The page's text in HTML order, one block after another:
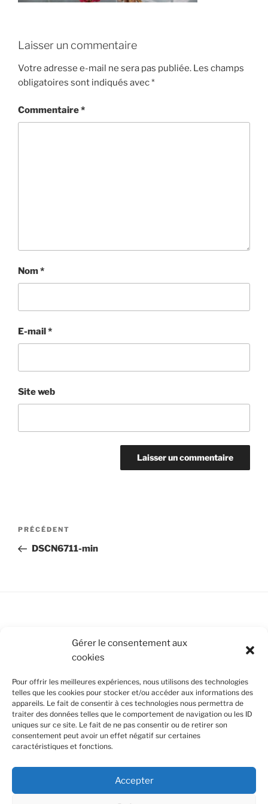
Gérer le consentement aux
cookies
Pour offrir les meilleures expériences, nous utilisons des technologies
telles que les cookies pour stocker et/ou accéder aux informations des
appareils. Le fait de consentir à ces technologies nous permettra de
traiter des données telles que le comportement de navigation ou les ID
uniques sur ce site. Le fait de ne pas consentir ou de retirer son
consentement peut avoir un effet négatif sur certaines
caractéristiques et fonctions.
Accepter
Laisser un commentaire
Votre adresse e-mail ne sera pas publiée. Les champs
obligatoires sont indiqués avec*
Commentaire*
Nom*
E-mail*
Site web
Navigation
l’article
Article
précédent
PRÉCÉDENT
DSCN6711-min
Conditions Générales de Vente
Mentions légales
Politique de cookies (UE)
SUIVEZ-NOUS
FacebookInstagram
expérience de navigation et en se souvenant de vos
visites. En cliquant sur "Accept all", vous acceptez
Confidentialité et cookies : ce site utilise des cookies. En continuant à
utiliser ce site Web, vous acceptez leur utilisation.